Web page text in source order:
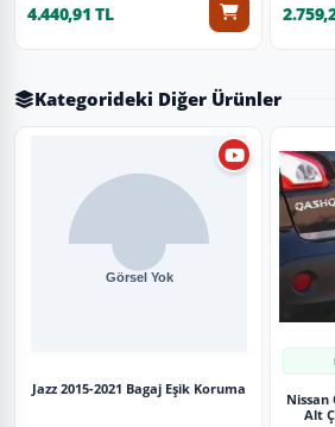
4.440,91 TL
Kategorideki Diğer Ürünler
Jazz 2015-2021 Bagaj Eşik Koruma
Nissan
Alt